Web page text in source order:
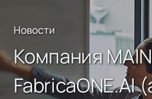
Новости
Компания
FabricaONE.AI